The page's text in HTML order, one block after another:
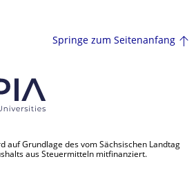
Springe zum Seitenanfang
auf Grundlage des vom Sächsischen Landtag
aus Steuermitteln mitfinanziert.